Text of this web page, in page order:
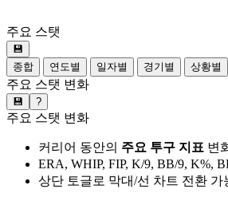
주요 스탯
💾
종합
연도별 일자별 경기별 상황별
주요 스탯 변화
💾 ?
주요 스탯 변화
커리어 동안의 주요 투구 지표 변
ERA, WHIP, FIP, K/9, BB/9, K%,
상단 토글로 막대/선 차트 전환 가